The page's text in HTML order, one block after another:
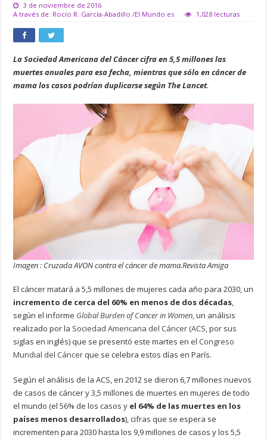
3 de noviembre de 2016
A través de: Rocío R. García-Abadillo /El Mundo.es
1,028 lecturas
La Sociedad Americana del Cáncer cifra en 5,5 millones las
muertes anuales para esa fecha, mientras que sólo en cáncer de
mama los casos podrían duplicarse según The Lancet.
Imagen : Cruzada AVON contra el cáncer de mama.Revista Amiga
El cáncer matará a 5,5 millones de mujeres cada año para 2030, un
incremento de cerca del 60% en menos de dos décadas,
según el informe Global Burden of Cancer in Women, un análisis
realizado por la Sociedad Americana del Cáncer (ACS, por sus
siglas en inglés) que se presentó este martes en el Congreso
Mundial del Cáncerque se celebra estos días en París.
Según el análisis de la ACS, en 2012 se dieron 6,7 millones nuevos
de casos de cáncer y 3,5 millones de muertes en mujeres de todo
el mundo (el 56% de los casos y el 64% de las muertes en los
países menos desarrollados), cifras que se espera se
incrementen para 2030 hasta los 9,9 millones de casos y los 5,5